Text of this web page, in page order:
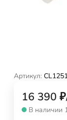
Артикул:
16 390 ₽
В наличии